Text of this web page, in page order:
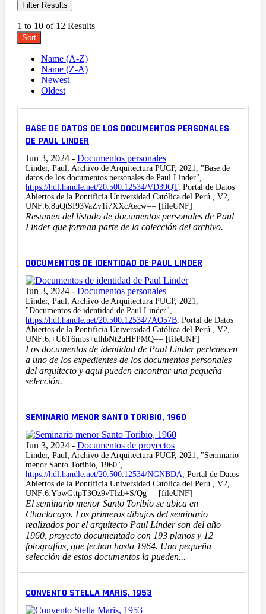
Filter Results
1 to 10 of 12 Results
Sort
Name (A-Z)
Name (Z-A)
Newest
Oldest
BASE DE DATOS DE LOS DOCUMENTOS PERSONALES
DE PAUL LINDER
Jun 3, 2024 - Documentos personales
Linder, Paul; Archivo de Arquitectura PUCP, 2021, "Base de
datos de los documentos personales de Paul Linder",
https://hdl.handle.net/20.500.12534/VD39QT, Portal de Datos
Abiertos de la Pontificia Universidad Católica del Perú , V2,
UNF:6:8uQtSI93VaZv1i7XXcAecw== [fileUNF]
Resumen del listado de documentos personales de Paul
Linder que forman parte de la colección del archivo.
DOCUMENTOS DE IDENTIDAD DE PAUL LINDER
Jun 3, 2024 - Documentos personales
Linder, Paul; Archivo de Arquitectura PUCP, 2021,
"Documentos de identidad de Paul Linder",
https://hdl.handle.net/20.500.12534/7AO57B, Portal de Datos
Abiertos de la Pontificia Universidad Católica del Perú , V2,
UNF:6:+U6T6mbs+ulhbNt2uHFPMQ== [fileUNF]
Los documentos de identidad de Paul Linder pertenecen
a uno de los expedientes de los documentos personales
del arquitecto y aquí pueden encontrar una pequeña
selección.
SEMINARIO MENOR SANTO TORIBIO, 1960
Jun 3, 2024 - Documentos de proyectos
Linder, Paul; Archivo de Arquitectura PUCP, 2021, "Seminario
menor Santo Toribio, 1960",
https://hdl.handle.net/20.500.12534/NGNBDA, Portal de Datos
Abiertos de la Pontificia Universidad Católica del Perú , V2,
UNF:6:YbwGttpT3Oz9vTlzb+S/Qg== [fileUNF]
El seminario menor Santo Toribio se ubica en
Chaclacayo. Los primeros dibujos del seminario
realizados por el arquitecto Paul Linder son del año
1960, proyecto documentado con 193 planos y 12
fotografías, que fechan hasta 1964. Una pequeña
selección de estos documentos la pueden...
CONVENTO STELLA MARIS, 1953